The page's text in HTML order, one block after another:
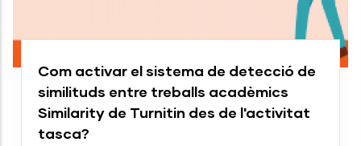
Com activar el sistema de detecció de
similituds entre treballs acadèmics
Similarity de Turnitin des de l'activitat
tasca?